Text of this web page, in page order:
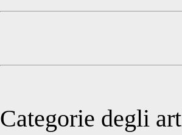
Sidebar
Categorie degli